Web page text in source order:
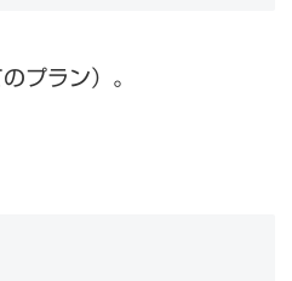
プラン）。